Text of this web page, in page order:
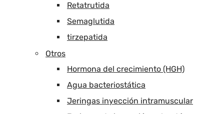
Retatrutida
Semaglutida
tirzepatida
Otros
Hormona del crecimiento (HGH)
Agua bacteriostática
Jeringas inyección intramuscular